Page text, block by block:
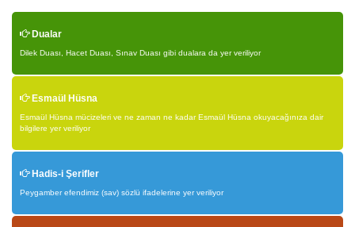
Dualar
Dilek Duası, Hacet Duası, Sınav Duası gibi dualara da yer veriliyor
Esmaül Hüsna
Esmaül Hüsna mücizeleri ve ne zaman ne kadar Esmaül Hüsna okuyacağınıza dair
bilgilere yer veriliyor
Hadis-i Şerifler
Peygamber efendimiz (sav) sözlü ifadelerine yer veriliyor